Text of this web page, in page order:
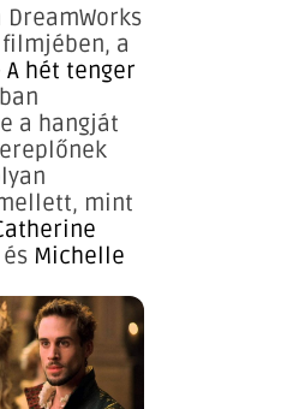
DreamWorks
a
A hét tenger
a hangját
mint
és Michelle